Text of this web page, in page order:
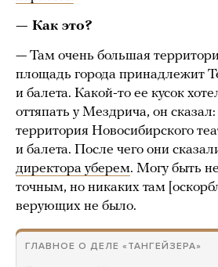
— Как это?
— Там очень большая
площадь города принадлежит
и балета. Какой-то ее кусок
оттяпать у Мездрича, он сказал:
территория Новосибирского
и балета. После чего они
директора уберем. Могу быть
точным, но никаких там
верующих не было.
ГЛАВНОЕ О ДЕЛЕ «ТАНГЕЙЗЕРА»